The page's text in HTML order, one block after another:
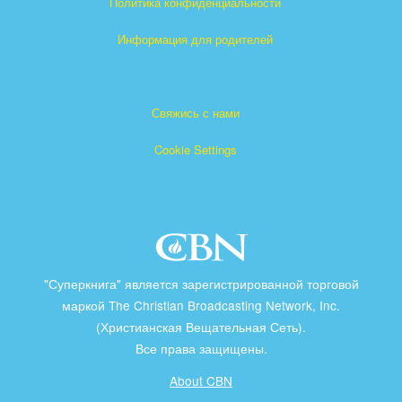
Информация для родителей
Свяжись с нами
Cookie Settings
"Суперкнига" является зарегистрированной торговой
маркой The Christian Broadcasting Network, Inc.
(Христианская Вещательная Сеть).
Все права защищены.
About CBN